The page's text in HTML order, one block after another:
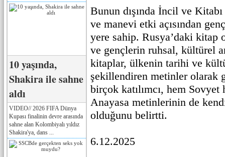
10 yaşında,
Shakira ile sahne
aldı
VIDEO// 2026 FIFA Dünya
Kupası finalinin devre arasında
sahne alan Kolombiyalı yıldız
Shakira'ya, dans ...
Bunun dışında İncil ve
ve manevi etki açısından
yere sahip. Rusya’daki kitap
ve gençlerin ruhsal, kültürel
kitaplar, ülkenin tarihi ve
şekillendiren metinler olarak
birçok katılımcı, hem Sovyet
Anayasa metinlerinin de
olduğunu belirtti.
6.12.2025